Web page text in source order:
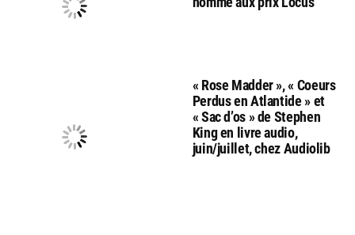
« Rose Madder », « Coeurs
Perdus en Atlantide » et
« Sac d’os » de Stephen
King en livre audio,
juin/juillet, chez Audiolib